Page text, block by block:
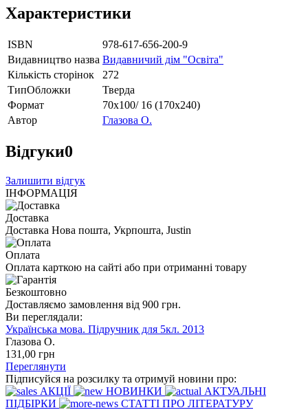
Характеристики
ISBN
978-617-656-200-9
Видавництво назва Видавничий дім "Освіта"
Кількість сторінок
272
ТипОбложки
Тверда
Формат
70х100/ 16 (170х240)
Автор
Глазова О.
Відгуки0
Залишити відгук
ІНФОРМАЦІЯ
Доставка
Доставка Нова пошта, Укрпошта, Justin
Оплата
Оплата карткою на сайті або при отриманні товару
Безкоштовно
Доставляємо замовлення від 900 грн.
Ви переглядали:
Українська мова. Підручник для 5кл. 2013
Глазова О.
131 ,00 грн
Переглянути
Підписуйся на розсилку та отримуй новини про:
АКЦІЇ
НОВИНКИ
АКТУАЛЬНІ
ПІДБІРКИ
СТАТТІ ПРО ЛІТЕРАТУРУ